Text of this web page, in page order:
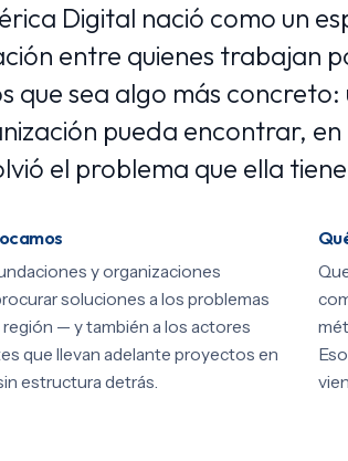
Digital nació como un
entre quienes trabajan
que sea algo más
pueda encontrar,
el problema que ella
y organizaciones
soluciones a los problemas
región — y también a los actores
que llevan adelante proyectos en
estructura detrás.